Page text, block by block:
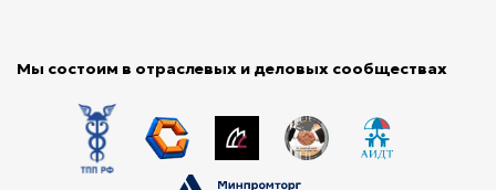
Мы состоим в отраслевых и деловых сообществах